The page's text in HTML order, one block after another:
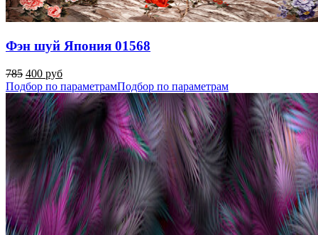
Фэн шуй Япония 01568
785 400 руб
Подбор по параметрамПодбор по параметрам